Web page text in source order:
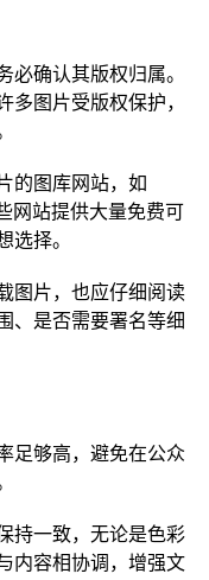
必确认其版权归属。
多图片受版权保护，
的图库网站，如
网站提供大量免费可
选择。
图片，也应仔细阅读
、是否需要署名等细
足够高，避免在公众
持一致，无论是色彩
内容相协调，增强文